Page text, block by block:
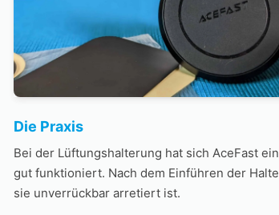
Die Praxis
Bei der Lüftungshalterung hat sich AceFast
gut funktioniert. Nach dem Einführen der
sie unverrückbar arretiert ist.